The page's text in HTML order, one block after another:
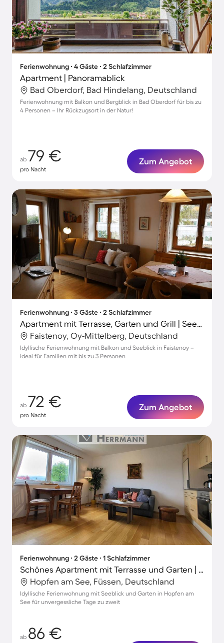
Ferienwohnung ∙ 4 Gäste ∙ 2 Schlafzimmer
Apartment | Panoramablick
Bad Oberdorf, Bad Hindelang, Deutschland
Ferienwohnung mit Balkon und Bergblick in Bad Oberdorf für bis zu
4 Personen – Ihr Rückzugsort in der Natur!
ab 79 €
pro Nacht
Zum Angebot
Ferienwohnung ∙ 3 Gäste ∙ 2 Schlafzimmer
Apartment mit Terrasse, Garten und Grill | Seeblick
Faistenoy, Oy-Mittelberg, Deutschland
Idyllische Ferienwohnung mit Balkon und Seeblick in Faistenoy –
ideal für Familien mit bis zu 3 Personen
ab 72 €
pro Nacht
Zum Angebot
Ferienwohnung ∙ 2 Gäste ∙ 1 Schlafzimmer
Schönes Apartment mit Terrasse und Garten | Seeblick | Hunde erlaubt
Hopfen am See, Füssen, Deutschland
Idyllische Ferienwohnung mit Seeblick und Garten in Hopfen am
See für unvergessliche Tage zu zweit
ab 86 €